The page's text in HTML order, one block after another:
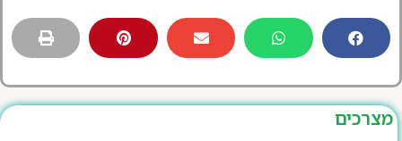
מצרכים